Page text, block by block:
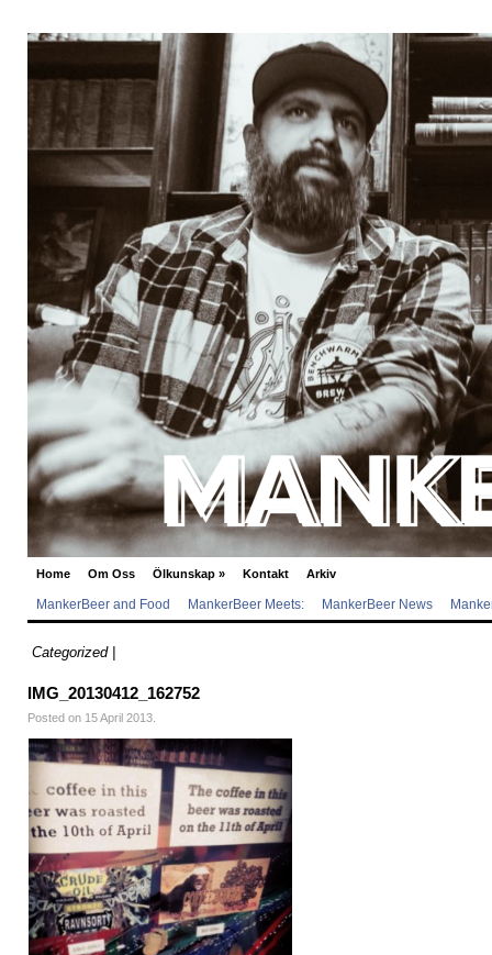
Home Om Oss Ölkunskap » Kontakt Arkiv
MankerBeer and Food MankerBeer Meets: MankerBeer News
Categorized |
IMG_20130412_162752
Posted on 15 April 2013.